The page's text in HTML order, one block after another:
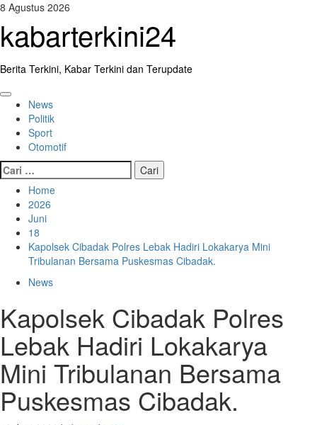
Skip
content
8 Agustus 2026
kabarterkini24
Berita Terkini, Kabar Terkini dan Terupdate
Primary
Menu
News
Politik
Sport
Otomotif
Cari
untuk:
Home
2026
Juni
18
Kapolsek Cibadak Polres Lebak Hadiri Lokakarya Mini
Tribulanan Bersama Puskesmas Cibadak.
News
Kapolsek Cibadak Polres
Lebak Hadiri Lokakarya
Mini Tribulanan Bersama
Puskesmas Cibadak.